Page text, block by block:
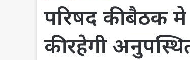
परिषद की बैठक
की रहेगी